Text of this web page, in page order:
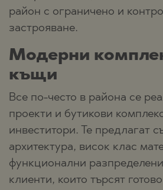
район с ограничено и
застрояване.
Модерни
къщи
Все по-често в района се
проекти и бутикови
инвеститори. Те предлагат
архитектура, висок клас
функционални
клиенти, които търсят